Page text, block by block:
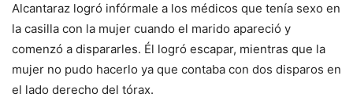
Alcantaraz logró infórmale a los médicos que tenía sexo en
la casilla con la mujer cuando el marido apareció y
comenzó a dispararles. Él logró escapar, mientras que la
mujer no pudo hacerlo ya que contaba con dos disparos en
el lado derecho del tórax.